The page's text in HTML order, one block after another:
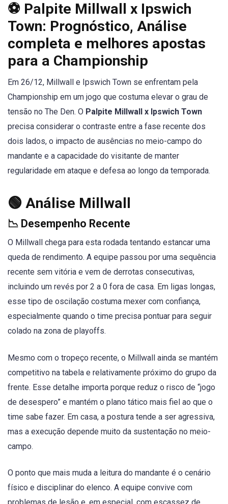
⚽ Palpite Millwall x Ipswich
Town: Prognóstico, Análise
completa e melhores apostas
para a Championship
Em 26/12, Millwall e Ipswich Town se enfrentam pela
Championship em um jogo que costuma elevar o grau de
tensão no The Den. O Palpite Millwall x Ipswich Town
precisa considerar o contraste entre a fase recente dos
dois lados, o impacto de ausências no meio-campo do
mandante e a capacidade do visitante de manter
regularidade em ataque e defesa ao longo da temporada.
🟢 Análise Millwall
📉 Desempenho Recente
O Millwall chega para esta rodada tentando estancar uma
queda de rendimento. A equipe passou por uma sequência
recente sem vitória e vem de derrotas consecutivas,
incluindo um revés por 2 a 0 fora de casa. Em ligas longas,
esse tipo de oscilação costuma mexer com confiança,
especialmente quando o time precisa pontuar para seguir
colado na zona de playoffs.
Mesmo com o tropeço recente, o Millwall ainda se mantém
competitivo na tabela e relativamente próximo do grupo da
frente. Esse detalhe importa porque reduz o risco de “jogo
de desespero” e mantém o plano tático mais fiel ao que o
time sabe fazer. Em casa, a postura tende a ser agressiva,
mas a execução depende muito da sustentação no meio-
campo.
O ponto que mais muda a leitura do mandante é o cenário
físico e disciplinar do elenco. A equipe convive com